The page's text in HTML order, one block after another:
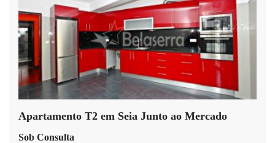
Apartamento T2 em Seia Junto ao Mercado
Sob Consulta